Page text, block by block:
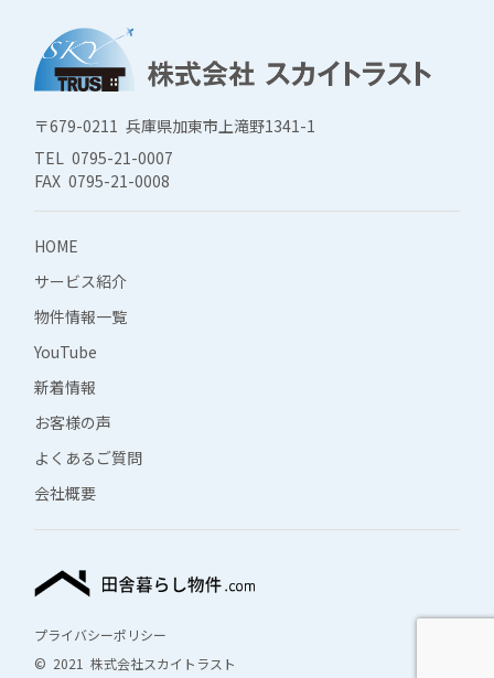
〒679-0211 兵庫県加東市上滝野1341-1
TEL 0795-21-0007
FAX 0795-21-0008
HOME
サービス紹介
物件情報一覧
YouTube
新着情報
お客様の声
よくあるご質問
会社概要
© 2021 株式会社スカイトラスト
プライバシーポリシー